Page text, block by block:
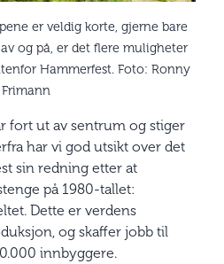
er veldig korte, gjerne bare
og på, er det flere muligheter
Hammerfest. Foto: Ronny
Frimann
fort ut av sentrum og stiger
har vi god utsikt over det
sin redning etter at
på 1980-tallet:
Dette er verdens
og skaffer jobb til
innbyggere.